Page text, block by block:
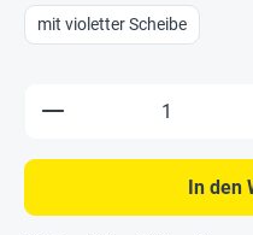
mit violetter Scheibe
Produkt Anzahl:
In den